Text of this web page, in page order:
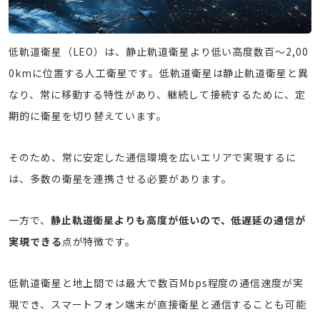
低軌道衛星（LEO）は、静止軌道衛星より低い高度数百～2,00
0kmに位置する人工衛星です。低軌道衛星は静止軌道衛星と異
なり、常に移動する特性があり、継続して接続するために、定
期的に衛星を切り替えています。
そのため、常に安定した通信環境を広いエリアで実現するに
は、多数の衛星を連携させる必要があります。
一方で、 静止軌道衛星よりも高度が低いので、低遅延の通信が
実現できる点が特徴です。
低軌道衛星と地上間では最大で数百Mbps程度の通信速度が実
現でき、スマートフォン端末が直接衛星と通信することも可能